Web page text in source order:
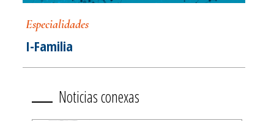
Especialidades
I-Familia
Noticias conexas